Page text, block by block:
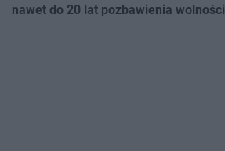
nawet do 20 lat pozbawienia wolności